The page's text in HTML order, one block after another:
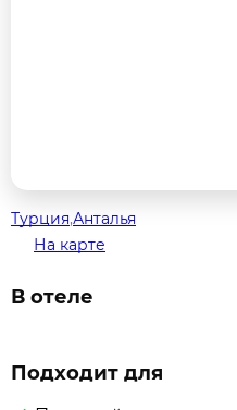
Турция,Анталья
На карте
В отеле
Подходит для